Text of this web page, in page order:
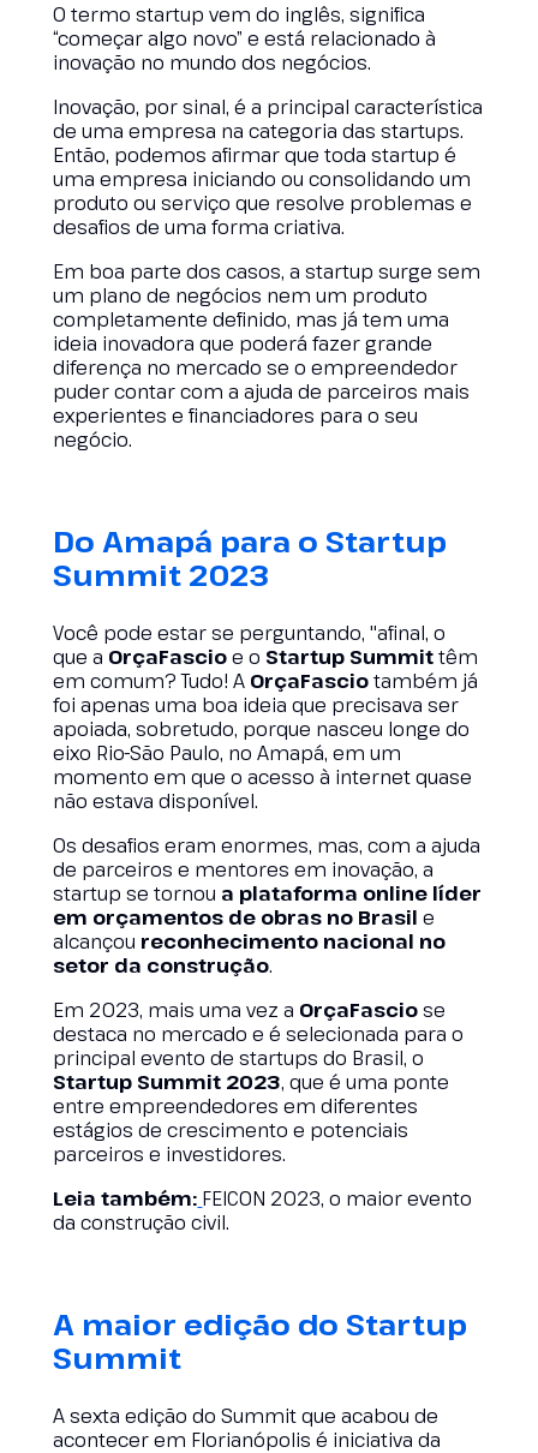
O termo startup vem do inglês, significa
“começar algo novo” e está relacionado à
inovação no mundo dos negócios.
Inovação, por sinal, é a principal característica
de uma empresa na categoria das startups.
Então, podemos afirmar que toda startup é
uma empresa iniciando ou consolidando um
produto ou serviço que resolve problemas e
desafios de uma forma criativa.
Em boa parte dos casos, a startup surge sem
um plano de negócios nem um produto
completamente definido, mas já tem uma
ideia inovadora que poderá fazer grande
diferença no mercado se o empreendedor
puder contar com a ajuda de parceiros mais
experientes e financiadores para o seu
negócio.
Do Amapá para o Startup
Summit 2023
Você pode estar se perguntando, "afinal, o
que a OrçaFascioe o Startup Summittêm
em comum? Tudo! A OrçaFasciotambém já
foi apenas uma boa ideia que precisava ser
apoiada, sobretudo, porque nasceu longe do
eixo Rio-São Paulo, no Amapá, em um
momento em que o acesso à internet quase
não estava disponível.
Os desafios eram enormes, mas, com a ajuda
de parceiros e mentores em inovação, a
startup se tornou a plataforma online líder
em orçamentos de obras no Brasil e
alcançou reconhecimento nacional no
setor da construção.
Em 2023, mais uma vez a OrçaFasciose
destaca no mercado e é selecionada para o
principal evento de startups do Brasil, o
Startup Summit 2023, que é uma ponte
entre empreendedores em diferentes
estágios de crescimento e potenciais
parceiros e investidores.
Leia também: FEICON 2023, o maior evento
da construção civil.
A maior edição do Startup
Summit
A sexta edição do Summit que acabou de
acontecer em Florianópolis é iniciativa da